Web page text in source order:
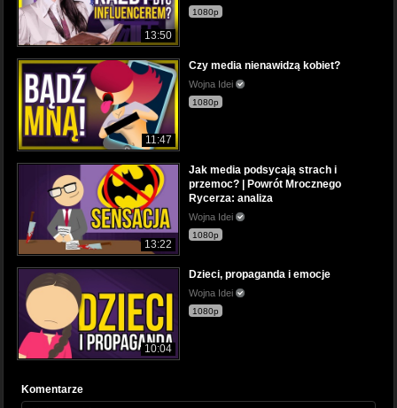
13:50
1080p
11:47
Czy media nienawidzą kobiet?
Wojna Idei
1080p
13:22
Jak media podsycają strach i
przemoc? | Powrót Mrocznego
Rycerza: analiza
Wojna Idei
1080p
10:04
Dzieci, propaganda i emocje
Wojna Idei
1080p
Komentarze